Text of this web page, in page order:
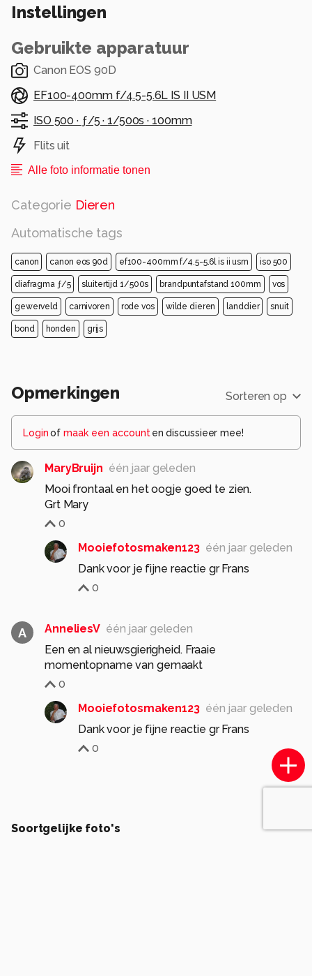
Instellingen
Gebruikte apparatuur
Canon EOS 90D
EF100-400mm f/4.5-5.6L IS II USM
ISO 500 · ƒ/5 ·1/500s ·100mm
Flits uit
Alle foto informatie tonen
Categorie Dieren
Automatische tags
canon canon eos 90d ef100-400mm f/4.5-5.6l is ii usm iso 500
diafragma ƒ/5 sluitertijd 1/500s brandpuntafstand 100mm vos
gewerveld carnivoren rode vos wilde dieren landdier snuit
bond honden grijs
Opmerkingen Sorteren op
Loginof maak een account en discussieer mee!
MaryBruijn één jaar geleden
Mooi frontaal en het oogje goed te zien.
Grt Mary
0
Mooiefotosmaken123 één jaar geleden
Dank voor je fijne reactie gr Frans
0
A AnneliesV één jaar geleden
Een en al nieuwsgierigheid. Fraaie
momentopname van gemaakt
0
Mooiefotosmaken123 één jaar geleden
Dank voor je fijne reactie gr Frans
0
Soortgelijke foto's